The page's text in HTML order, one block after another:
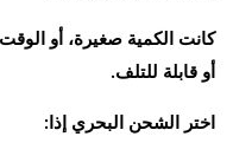
كانت الكمية صغيرة، أو
أو قابلة للتلف.
اختر الشحن البحري إذا: